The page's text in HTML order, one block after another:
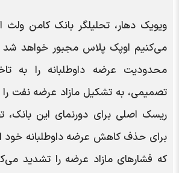
ویویک دهار، تحلیلگر بانک کامن ولث
می‌کنیم اوپک پلاس مجبور خواهد
محدودیت عرضه داوطلبانه را به
تصمیمی، به تشکیل مازاد عرضه نفت
ریسک اصلی برای دورنمای این
برای حذف کاهش عرضه داوطلبانه خود
که فشارهای مازاد عرضه را تشدید